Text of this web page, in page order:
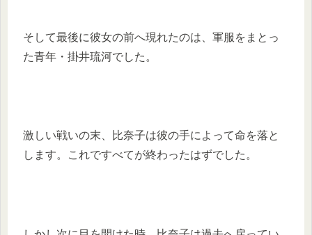
そして最後に彼女の前へ現れたのは、軍服をまとっ
た青年・掛井琉河でした。
激しい戦いの末、比奈子は彼の手によって命を落と
します。これですべてが終わったはずでした。